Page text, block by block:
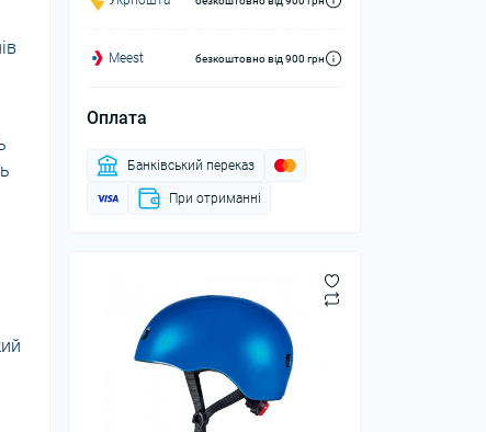
Meest безкоштовно від 900 грн
Оплата
Банківський переказ
При отриманні